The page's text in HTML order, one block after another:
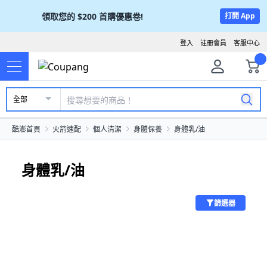
領取您的 $200 首購優惠卷! 打開 App
客服中心
註冊會員
登入
全部
酷澎首頁 火箭速配 個人清潔 身體保養 身體乳/油
身體乳/油
篩選器